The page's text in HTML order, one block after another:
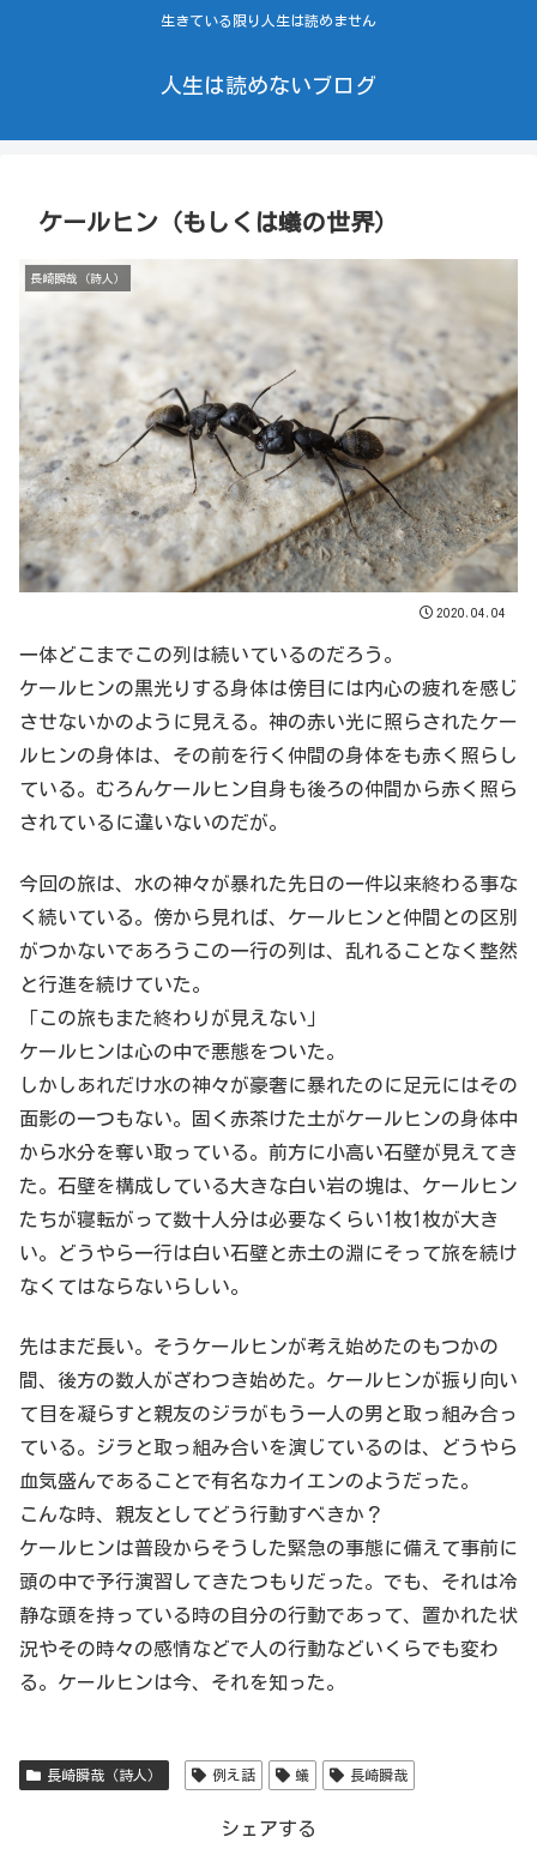
生きている限り人生は読めません
人生は読めないブログ
ケールヒン（もしくは蟻の世界）
長崎瞬哉（詩人）
2020.04.04
一体どこまでこの列は続いているのだろう。
ケールヒンの黒光りする身体は傍目には内心の疲れを感じ
させないかのように見える。神の赤い光に照らされたケー
ルヒンの身体は、その前を行く仲間の身体をも赤く照らし
ている。むろんケールヒン自身も後ろの仲間から赤く照ら
されているに違いないのだが。
今回の旅は、水の神々が暴れた先日の一件以来終わる事な
く続いている。傍から見れば、ケールヒンと仲間との区別
がつかないであろうこの一行の列は、乱れることなく整然
と行進を続けていた。
「この旅もまた終わりが見えない」
ケールヒンは心の中で悪態をついた。
しかしあれだけ水の神々が豪奢に暴れたのに足元にはその
面影の一つもない。固く赤茶けた土がケールヒンの身体中
から水分を奪い取っている。前方に小高い石壁が見えてき
た。石壁を構成している大きな白い岩の塊は、ケールヒン
たちが寝転がって数十人分は必要なくらい1枚1枚が大き
い。どうやら一行は白い石壁と赤土の淵にそって旅を続け
なくてはならないらしい。
先はまだ長い。そうケールヒンが考え始めたのもつかの
間、後方の数人がざわつき始めた。ケールヒンが振り向い
て目を凝らすと親友のジラがもう一人の男と取っ組み合っ
ている。ジラと取っ組み合いを演じているのは、どうやら
血気盛んであることで有名なカイエンのようだった。
こんな時、親友としてどう行動すべきか？
ケールヒンは普段からそうした緊急の事態に備えて事前に
頭の中で予行演習してきたつもりだった。でも、それは冷
静な頭を持っている時の自分の行動であって、置かれた状
況やその時々の感情などで人の行動などいくらでも変わ
る。ケールヒンは今、それを知った。
長崎瞬哉（詩人） 例え話 蟻 長崎瞬哉
シェアする